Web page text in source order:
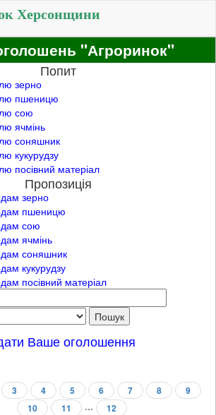
Херсонщини
"Агроринок"
Попит
зерно
пшеницю
сою
ячмінь
соняшник
кукурудзу
посівний матеріал
Пропозиція
зерно
пшеницю
сою
ячмінь
соняшник
кукурудзу
посівний матеріал
Ваше оголошення
3 4 5 6 7 8
9
10
11 ... 12